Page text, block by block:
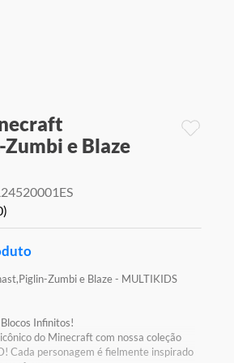
e Blaze
)
Zumbi e Blaze - MULTIKIDS
Infinitos!
do Minecraft com nossa coleção
Cada personagem é fielmente inspirado